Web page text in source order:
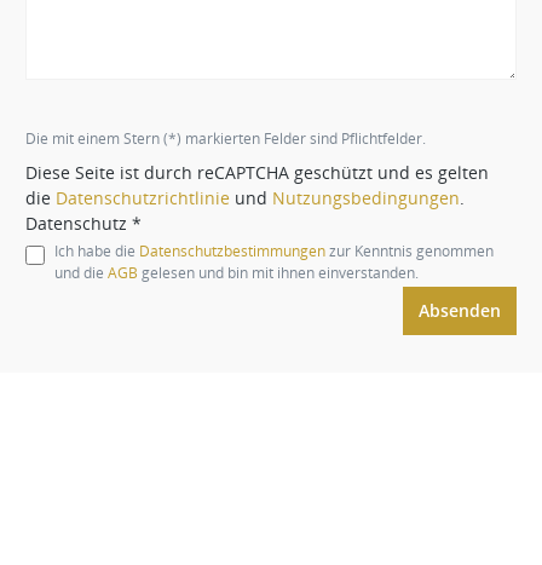
Die mit einem Stern (*) markierten Felder sind Pflichtfelder.
Diese Seite ist durch reCAPTCHA geschützt und es gelten
die Datenschutzrichtlinie und Nutzungsbedingungen
Datenschutz *
Ich habe die Datenschutzbestimmungenzur Kenntnis genommen
und die AGB gelesen und bin mit ihnen einverstanden.
Absenden